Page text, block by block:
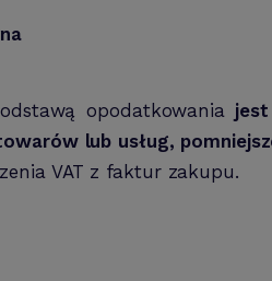
opodatkowania
lub usług,
VAT z faktur zakupu.